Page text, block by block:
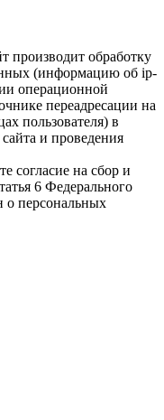
производит обработку
(информацию об ip-
операционной
переадресации на
пользователя) в
и проведения
согласие на сбор и
6 Федерального
о персональных